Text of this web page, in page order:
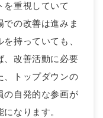
を重視していて
での改善は進みま
持っていても、
、改善活動に必要
、トップダウンの
の自発的な参画が
なります。